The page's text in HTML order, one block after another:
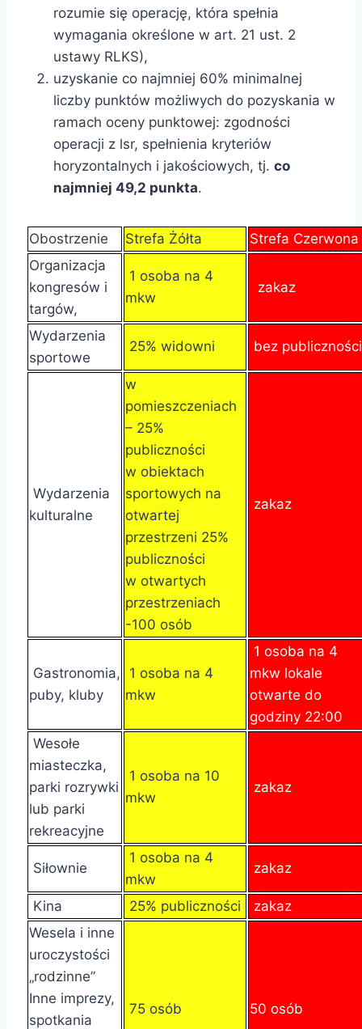
rozumie się operację, która spełnia
wymagania określone w art. 21 ust. 2
ustawy RLKS),
uzyskanie co najmniej 60% minimalnej
liczby punktów możliwych do pozyskania w
ramach oceny punktowej: zgodności
operacji z lsr, spełnienia kryteriów
horyzontalnych i jakościowych, tj. co
najmniej 49,2 punkta.
Obostrzenie Strefa Żółta
Strefa Czerwona
Organizacja
kongresów i
targów,
1 osoba na 4
mkw
zakaz
Wydarzenia
sportowe
25% widowni bez publiczności
Wydarzenia
kulturalne
w
pomieszczeniach
– 25%
publiczności
w obiektach
sportowych na
otwartej
przestrzeni 25%
publiczności
w otwartych
przestrzeniach
-100 osób
zakaz
Gastronomia,
puby, kluby
1 osoba na 4
mkw
1 osoba na 4
mkw lokale
otwarte do
godziny 22:00
Wesołe
miasteczka,
parki rozrywki
lub parki
rekreacyjne
1 osoba na 10
mkw
zakaz
Siłownie
1 osoba na 4
mkw
zakaz
Kina 25% publiczności
zakaz
Wesela i inne
uroczystości
„rodzinne”
Inne imprezy,
spotkania
75 osób 50 osób